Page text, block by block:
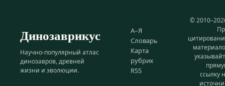
Динозаврикус
Научно-популярный атлас
динозавров, древней
жизни и эволюции.
А–Я
Словарь
Карта
рубрик
RSS
©
ссылку